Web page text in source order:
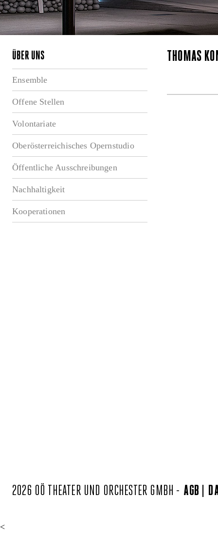
ÜBER UNS
Ensemble
Offene Stellen
Volontariate
Oberösterreichisches Opernstudio
Öffentliche Ausschreibungen
Nachhaltigkeit
Kooperationen
THOMAS
2026 OÖ THEATER UND ORCHESTER GMBH - AGB
<